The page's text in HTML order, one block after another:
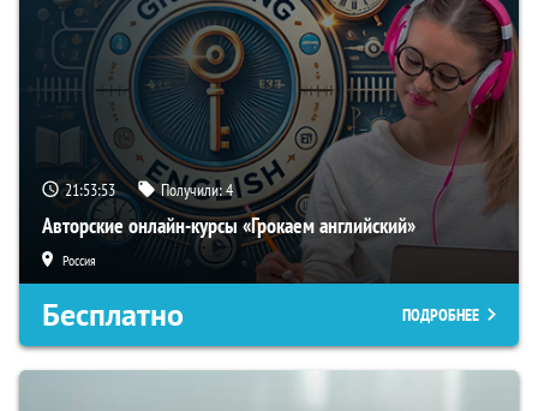
21:53:52 Получили:4
Авторские онлайн-курсы «Грокаем английский»
Россия
Бесплатно ПОДРОБНЕЕ